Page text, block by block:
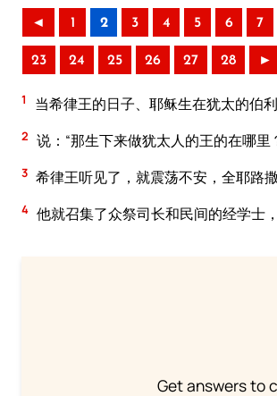
◄ 1 2 3 4 5 6 7
23 24 25 26 27 28 ►
1 当希律王的日子、耶稣生在犹太的伯
2 说：“那生下来做犹太人的王的在哪里
3 希律王听见了，就震荡不安，全耶路
4 他就召集了众祭司长和民间的经学士
Get answers to